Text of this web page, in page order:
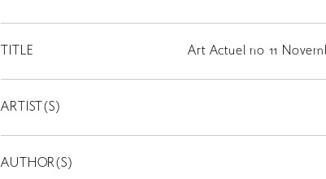
TITLE Art Actuel no 11
ARTIST(S)
AUTHOR(S)